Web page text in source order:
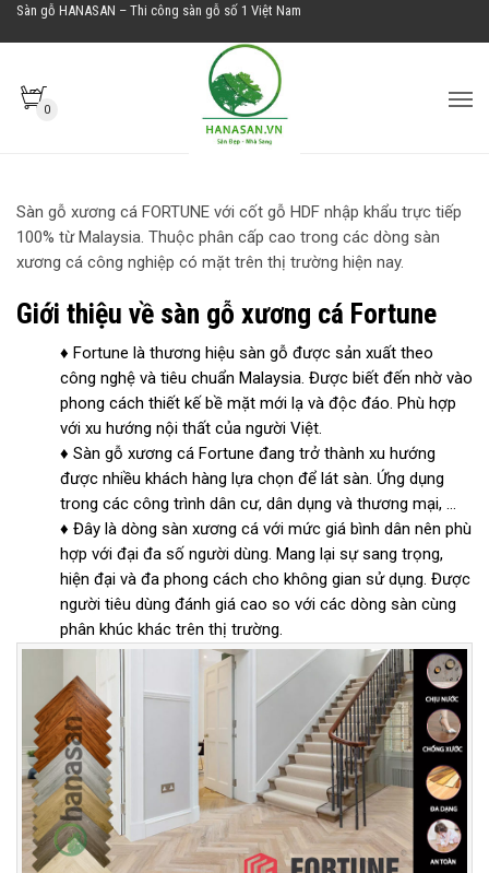
Sàn gỗ HANASAN – Thi công sàn gỗ số 1 Việt Nam
0
Sàn gỗ xương cá FORTUNE với cốt gỗ HDF nhập khẩu trực tiếp
100% từ Malaysia. Thuộc phân cấp cao trong các dòng sàn
xương cá công nghiệp có mặt trên thị trường hiện nay.
Giới thiệu về sàn gỗ xương cá Fortune
♦ Fortune là thương hiệu sàn gỗ được sản xuất theo
công nghệ và tiêu chuẩn Malaysia. Được biết đến nhờ vào
phong cách thiết kế bề mặt mới lạ và độc đáo. Phù hợp
với xu hướng nội thất của người Việt.
♦ Sàn gỗ xương cá Fortune đang trở thành xu hướng
được nhiều khách hàng lựa chọn để lát sàn. Ứng dụng
trong các công trình dân cư, dân dụng và thương mại, …
♦ Đây là dòng sàn xương cá với mức giá bình dân nên phù
hợp với đại đa số người dùng. Mang lại sự sang trọng,
hiện đại và đa phong cách cho không gian sử dụng. Được
người tiêu dùng đánh giá cao so với các dòng sàn cùng
phân khúc khác trên thị trường.